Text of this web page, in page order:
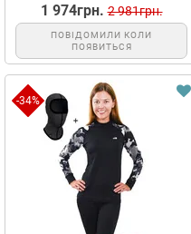
1 974грн. 2 981грн.
ПОВІДОМИЛИ КОЛИ
ПОЯВИТЬСЯ
-34%